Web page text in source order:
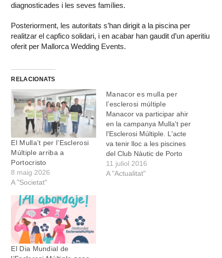
diagnosticades i les seves famílies.
Posteriorment, les autoritats s’han dirigit a la piscina per
realitzar el capfico solidari, i en acabar han gaudit d’un aperitiu
oferit per Mallorca Wedding Events.
RELACIONATS
El Mulla’t per l’Esclerosi
Múltiple arriba a
Portocristo
8 maig 2026
A "Societat"
Manacor es mulla per
l’esclerosi múltiple
Manacor va participar ahir
en la campanya Mulla't per
l'Esclerosi Múltiple. L'acte
va tenir lloc a les piscines
del Club Nàutic de Porto
Cristo, al mateix temps
que se celebrava en
11 juliol 2016
A "Actualitat"
El Dia Mundial de